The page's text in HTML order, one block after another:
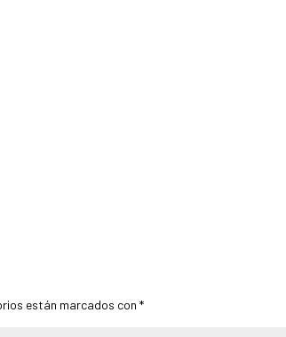
están marcados con*